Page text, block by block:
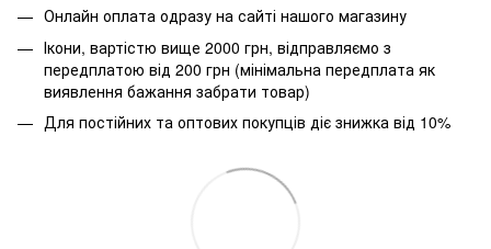
Онлайн оплата одразу на сайті нашого магазину
Ікони, вартістю вище 2000 грн, відправляємо з
передплатою від 200 грн (мінімальна передплата як
виявлення бажання забрати товар)
Для постійних та оптових покупців діє знижка від 10%